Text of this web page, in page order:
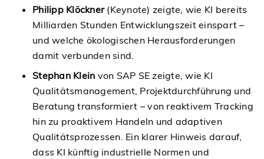
Philipp Klöckner(Keynote) zeigte, wie KI bereits
Milliarden Stunden Entwicklungszeit einspart –
und welche ökologischen Herausforderungen
damit verbunden sind.
Stephan Klein von SAP SE zeigte, wie KI
Qualitätsmanagement, Projektdurchführung und
Beratung transformiert – von reaktivem Tracking
hin zu proaktivem Handeln und adaptiven
Qualitätsprozessen. Ein klarer Hinweis darauf,
dass KI künftig industrielle Normen und